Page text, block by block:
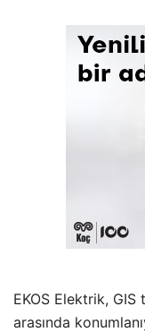
EKOS Elektrik,
arasında